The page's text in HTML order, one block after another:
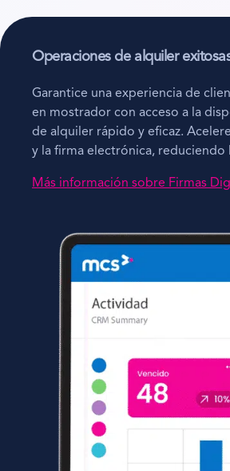
Operaciones de alquiler
Garantice una experiencia de
en mostrador con acceso a la
de alquiler rápido y eficaz.
y la firma electrónica, reduciendo
Más información sobre Firmas